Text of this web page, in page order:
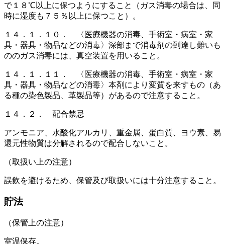
で１８℃以上に保つようにすること（ガス消毒の場合は、同
時に湿度も７５％以上に保つこと）。
１４．１．１０． 〈医療機器の消毒、手術室・病室・家
具・器具・物品などの消毒〉深部まで消毒剤の到達し難いも
ののガス消毒には、真空装置を用いること。
１４．１．１１． 〈医療機器の消毒、手術室・病室・家
具・器具・物品などの消毒〉本剤により変質を来すもの（あ
る種の染色製品、革製品等）があるので注意すること。
１４．２． 配合禁忌
アンモニア、水酸化アルカリ、重金属、蛋白質、ヨウ素、易
還元性物質は分解されるので配合しないこと。
（取扱い上の注意）
誤飲を避けるため、保管及び取扱いには十分注意すること。
貯法
（保管上の注意）
室温保存。